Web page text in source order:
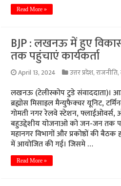
Read More »
BJP : लखनऊ में हुए
तक पहुंचाएं कार्यकर्ता
April 13, 2024 उत्तर प्रदेश,राजनीति,
लखनऊ (टेलीस्कोप टुडे संवाददाता)।
ब्रह्मोस मिसाइल मैन्युफैक्चर यूनिट,
गोमती नगर रेलवे स्टेशन,
बहुउद्देशीय योजनाओ को जन-जन तक
महानगर विभागों और प्रकोष्ठों की
में आयोजित की गई। जिसमे …
Read More »